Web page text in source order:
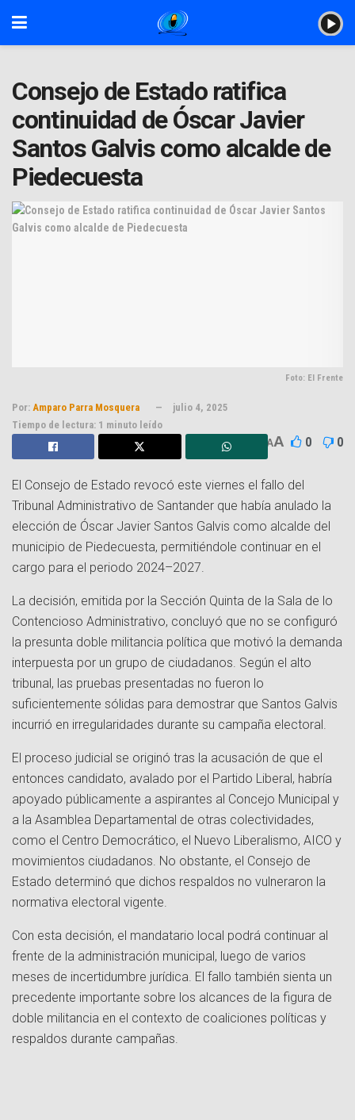
Consejo de Estado ratifica
continuidad de Óscar Javier
Santos Galvis como alcalde de
Piedecuesta
Foto: El Frente
Por: Amparo Parra Mosquera
julio 4, 2025
Tiempo de lectura: 1 minuto leído
AA 0 0
El Consejo de Estado revocó este viernes el fallo del
Tribunal Administrativo de Santander que había anulado la
elección de Óscar Javier Santos Galvis como alcalde del
municipio de Piedecuesta, permitiéndole continuar en el
cargo para el periodo 2024–2027.
La decisión, emitida por la Sección Quinta de la Sala de lo
Contencioso Administrativo, concluyó que no se configuró
la presunta doble militancia política que motivó la demanda
interpuesta por un grupo de ciudadanos. Según el alto
tribunal, las pruebas presentadas no fueron lo
suficientemente sólidas para demostrar que Santos Galvis
incurrió en irregularidades durante su campaña electoral.
El proceso judicial se originó tras la acusación de que el
entonces candidato, avalado por el Partido Liberal, habría
apoyado públicamente a aspirantes al Concejo Municipal y
a la Asamblea Departamental de otras colectividades,
como el Centro Democrático, el Nuevo Liberalismo, AICO y
movimientos ciudadanos. No obstante, el Consejo de
Estado determinó que dichos respaldos no vulneraron la
normativa electoral vigente.
Con esta decisión, el mandatario local podrá continuar al
frente de la administración municipal, luego de varios
meses de incertidumbre jurídica. El fallo también sienta un
precedente importante sobre los alcances de la figura de
doble militancia en el contexto de coaliciones políticas y
respaldos durante campañas.